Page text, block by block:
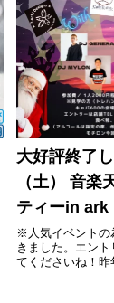
大好評終了
（土） 音楽
ティーin ark
※人気イベントの
きました。エン
てくださいね！昨